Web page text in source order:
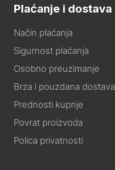
Plaćanje i dostava
Način plaćanja
Sigurnost plaćanja
Osobno preuzimanje
Brza i pouzdana dostava
Prednosti kupnje
Povrat proizvoda
Polica privatnosti